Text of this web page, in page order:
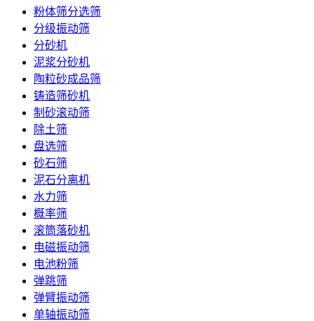
粉体筛分选筛
分级振动筛
分砂机
泥浆分砂机
陶粒砂成品筛
铸造筛砂机
制砂滚动筛
除土筛
盘选筛
砂石筛
泥石分离机
水力筛
概率筛
滚筒落砂机
电磁振动筛
电池粉筛
弹跳筛
弹臂振动筛
单轴振动筛